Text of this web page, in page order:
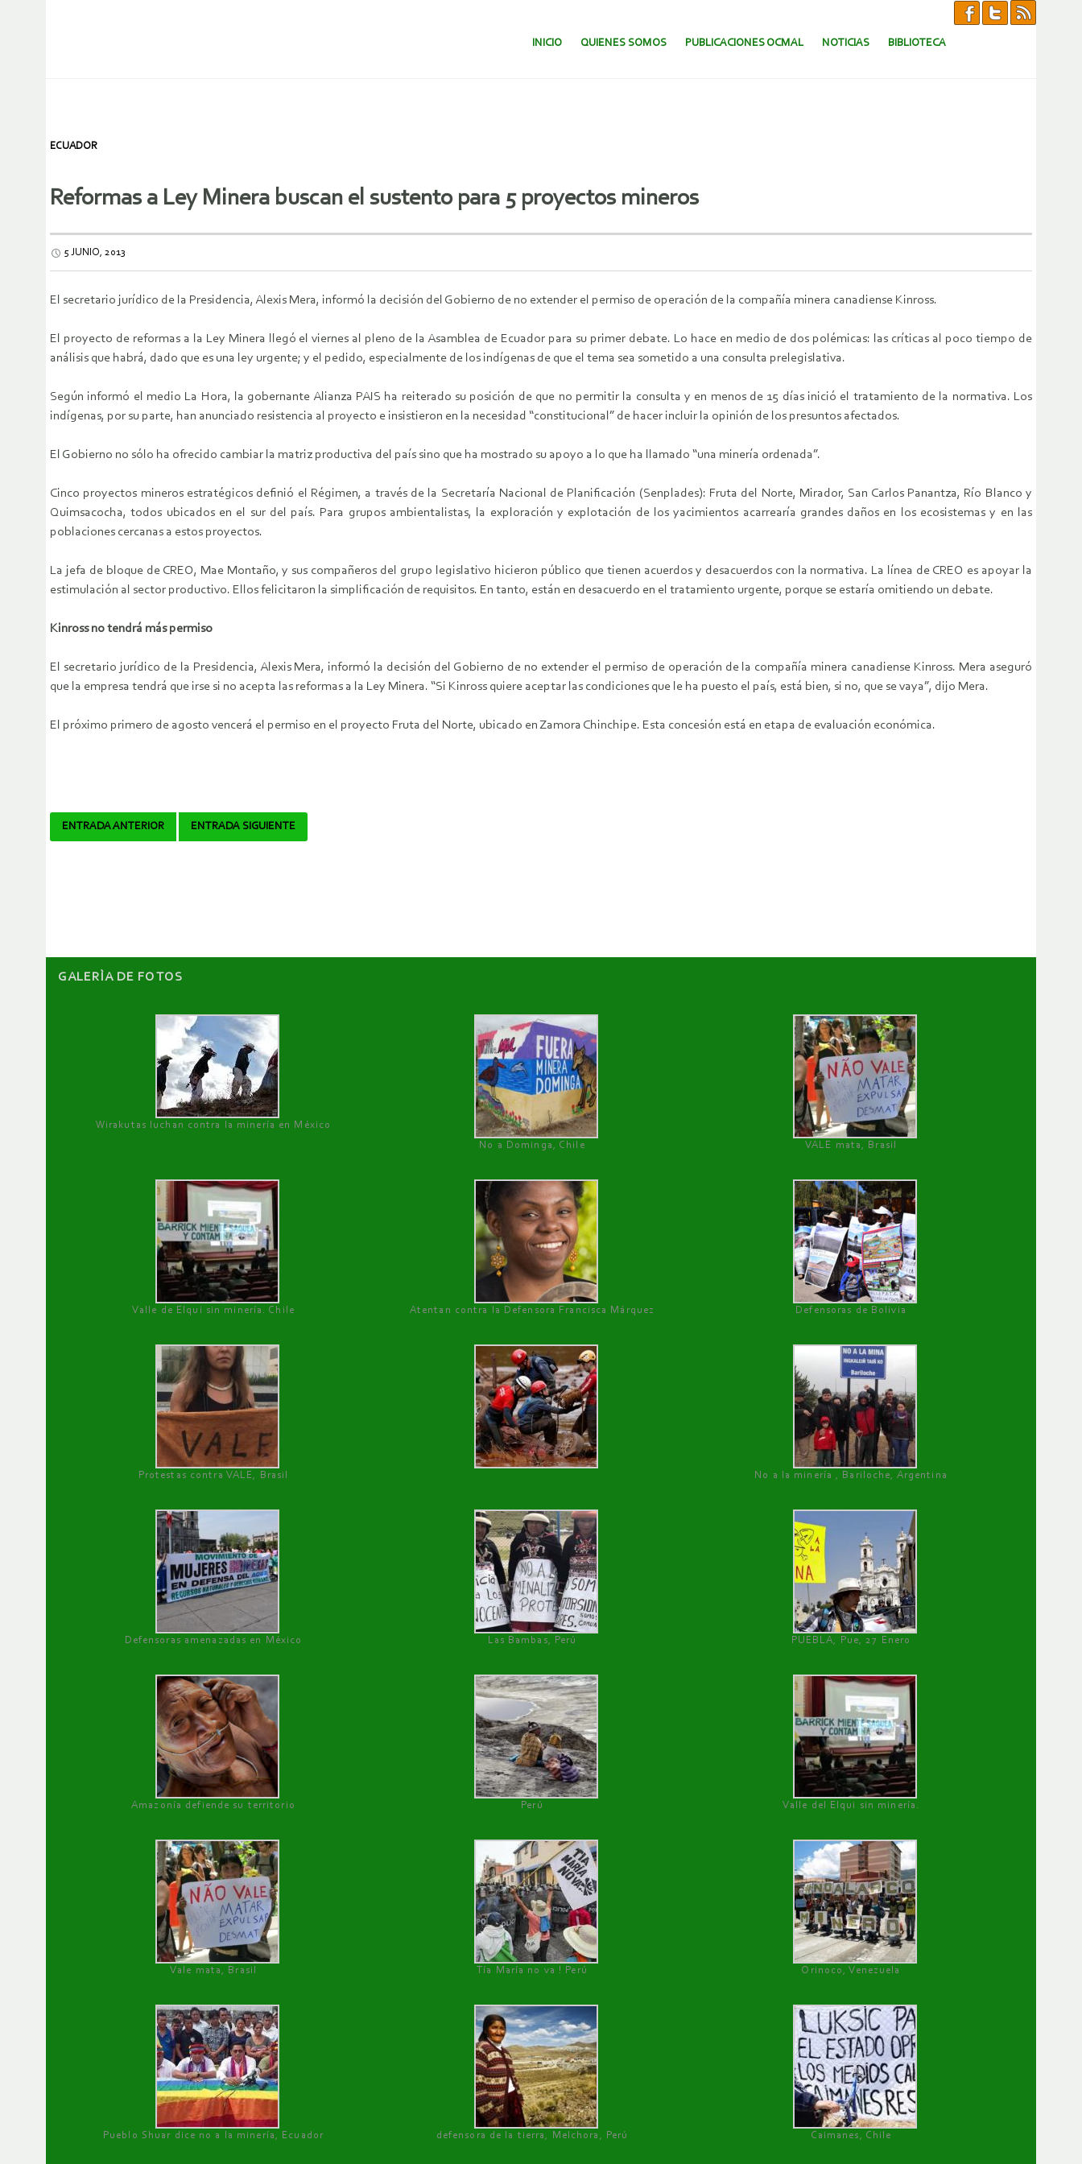
SALTAR AL CONTENIDO.
INICIO QUIENES SOMOS PUBLICACIONES OCMAL NOTICIAS BIBLIOTECA
ECUADOR
Reformas a Ley Minera buscan el sustento para 5 proyectos mineros
5 JUNIO, 2013
El secretario jurídico de la Presidencia, Alexis Mera, informó la decisión del Gobierno de no extender el permiso de operación de la compañía minera canadiense Kinross.
El proyecto de reformas a la Ley Minera llegó el viernes al pleno de la Asamblea de Ecuador para su primer debate. Lo hace en medio de dos polémicas: las críticas al poco tiempo de
análisis que habrá, dado que es una ley urgente; y el pedido, especialmente de los indígenas de que el tema sea sometido a una consulta prelegislativa.
Según informó el medio La Hora, la gobernante Alianza PAIS ha reiterado su posición de que no permitir la consulta y en menos de 15 días inició el tratamiento de la normativa. Los
indígenas, por su parte, han anunciado resistencia al proyecto e insistieron en la necesidad “constitucional” de hacer incluir la opinión de los presuntos afectados.
El Gobierno no sólo ha ofrecido cambiar la matriz productiva del país sino que ha mostrado su apoyo a lo que ha llamado “una minería ordenada”.
Cinco proyectos mineros estratégicos definió el Régimen, a través de la Secretaría Nacional de Planificación (Senplades): Fruta del Norte, Mirador, San Carlos Panantza, Río Blanco y
Quimsacocha, todos ubicados en el sur del país. Para grupos ambientalistas, la exploración y explotación de los yacimientos acarrearía grandes daños en los ecosistemas y en las
poblaciones cercanas a estos proyectos.
La jefa de bloque de CREO, Mae Montaño, y sus compañeros del grupo legislativo hicieron público que tienen acuerdos y desacuerdos con la normativa. La línea de CREO es apoyar la
estimulación al sector productivo. Ellos felicitaron la simplificación de requisitos. En tanto, están en desacuerdo en el tratamiento urgente, porque se estaría omitiendo un debate.
Kinross no tendrá más permiso
El secretario jurídico de la Presidencia, Alexis Mera, informó la decisión del Gobierno de no extender el permiso de operación de la compañía minera canadiense Kinross. Mera aseguró
que la empresa tendrá que irse si no acepta las reformas a la Ley Minera. “Si Kinross quiere aceptar las condiciones que le ha puesto el país, está bien, si no, que se vaya”, dijo Mera.
El próximo primero de agosto vencerá el permiso en el proyecto Fruta del Norte, ubicado en Zamora Chinchipe. Esta concesión está en etapa de evaluación económica.
Navegador
ENTRADA ANTERIOR ENTRADA SIGUIENTE
GALERÌA DE FOTOS
Wirakutas luchan contra la minería en México
No a Dominga, Chile
VALE mata, Brasil
Valle de Elqui sin minería. Chile Atentan contra la Defensora Francisca Márquez Defensoras de Bolivia
Protestas contra VALE, Brasil No a la minería , Bariloche, Argentina
Defensoras amenazadas en México Las Bambas, Perú PUEBLA, Pue, 27 Enero
Amazonía defiende su territorio Perú Valle del Elqui sin minería.
Vale mata, Brasil Tía María no va ! Perú Orinoco, Venezuela
Pueblo Shuar dice no a la minería, Ecuador defensora de la tierra, Melchora, Perú Caimanes, Chile